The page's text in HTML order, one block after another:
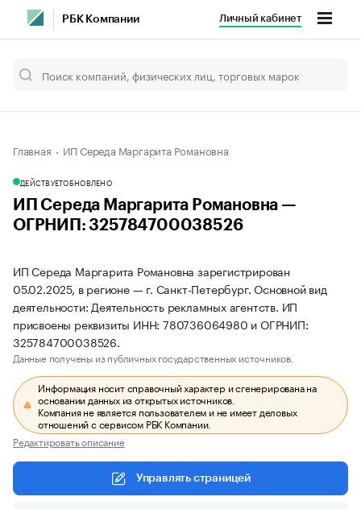
РБК Компании Личный кабинет
Главная ИП Середа Маргарита Романовна
ДЕЙСТВУЕТОБНОВЛЕНО
ИП Середа Маргарита Романовна —
ОГРНИП: 325784700038526
ИП Середа Маргарита Романовна зарегистрирован
05.02.2025, в регионе — г. Санкт-Петербург. Основной вид
деятельности: Деятельность рекламных агентств. ИП
присвоены реквизиты ИНН: 780736064980 и ОГРНИП:
325784700038526.
Данные получены из публичных государственных источников.
Информация носит справочный характер и сгенерирована на
основании данных из открытых источников.
Компания не является пользователем и не имеет деловых
отношений с сервисом РБК Компании.
Редактировать описание
Управлять страницей